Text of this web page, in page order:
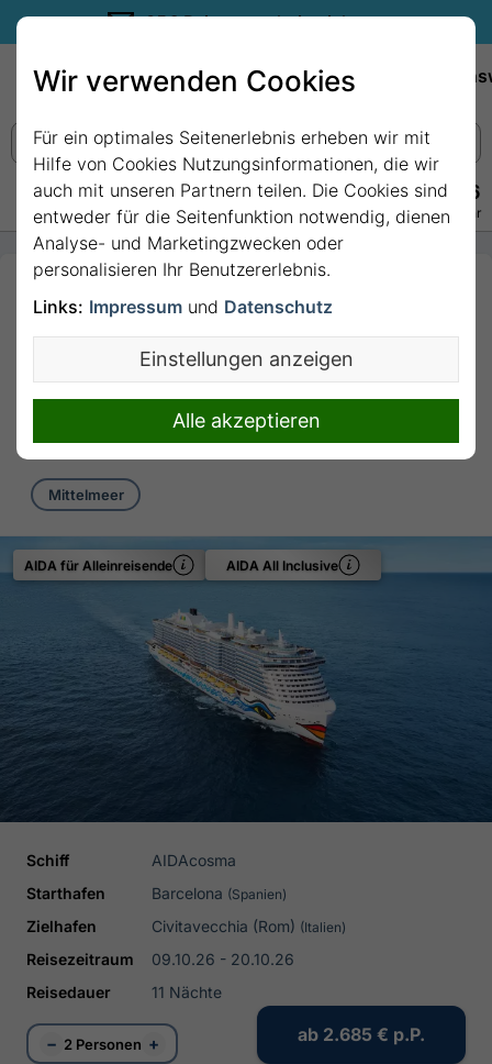
35€ Reisegutschein sichern.
Empfehlungen Reiseziele Reedereien
+49 228 3875 7256
Persönlich · Kostenlos · Täglich 08–22 Uhr
Spanien, Italien &
Gibraltar ab
Barcelona mit
AIDAcosma
11 Nächte von Barcelona bis
Civitavecchia (Rom)
Mittelmeer
AIDA für Alleinreisende AIDA All Inclusive
Schiff
AIDAcosma
Starthafen
Barcelona (Spanien)
Zielhafen Civitavecchia (Rom) (Italien)
Reisezeitraum
09.10.26 - 20.10.26
Reisedauer
11 Nächte
− 2 Personen + ab 2.685 € p.P.
Wir verwenden Cookies
Für ein optimales Seitenerlebnis erheben wir mit
Hilfe von Cookies Nutzungsinformationen, die wir
auch mit unseren Partnern teilen. Die Cookies sind
entweder für die Seitenfunktion notwendig, dienen
Analyse- und Marketingzwecken oder
personalisieren Ihr Benutzererlebnis.
Links: Impressum und Datenschutz
Einstellungen anzeigen
Alle akzeptieren